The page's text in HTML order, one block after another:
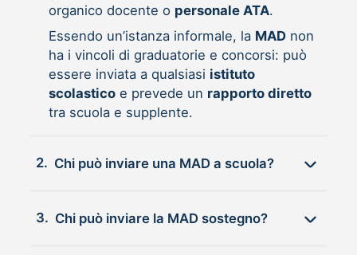
organico docente o personale ATA.
Essendo un’istanza informale, la MADnon
ha i vincoli di graduatorie e concorsi: può
essere inviata a qualsiasi istituto
scolasticoe prevede un rapporto diretto
tra scuola e supplente.
2. Chi può inviare una MAD a scuola?
3. Chi può inviare la MAD sostegno?